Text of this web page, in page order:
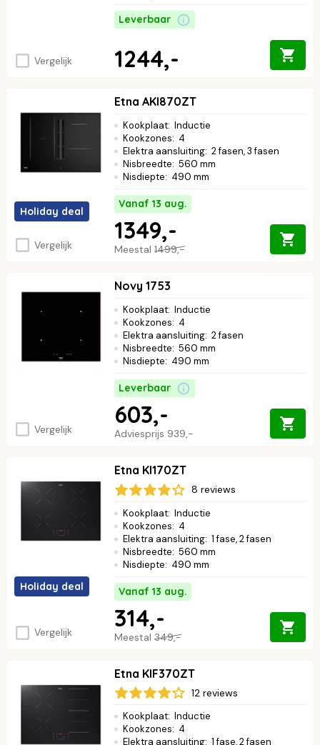
Vergelijk
Leverbaar
1244,-
Holiday deal
Vergelijk
Etna AKI870ZT
Kookplaat: Inductie
Kookzones: 4
Elektra aansluiting: 2 fasen, 3 fasen
Nisbreedte: 560 mm
Nisdiepte: 490 mm
Vanaf 13 aug.
Meestal 1499,-
1349,-
Vergelijk
Novy 1753
Kookplaat: Inductie
Kookzones: 4
Elektra aansluiting: 2 fasen
Nisbreedte: 560 mm
Nisdiepte: 490 mm
Leverbaar
Adviesprijs 939,-
603,-
Holiday deal
Vergelijk
Etna KI170ZT
8 reviews
Kookplaat: Inductie
Kookzones: 4
Elektra aansluiting: 1 fase, 2 fasen
Nisbreedte: 560 mm
Nisdiepte: 490 mm
Vanaf 13 aug.
Meestal 349,-
314,-
Etna KIF370ZT
12 reviews
Kookplaat: Inductie
Kookzones: 4
Elektra aansluiting: 1 fase, 2 fasen